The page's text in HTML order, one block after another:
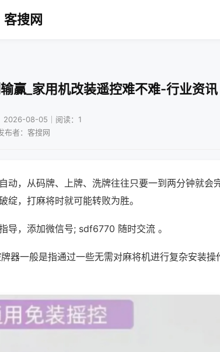
客搜网
赢_家用机改装遥控难不难-行业资讯
2026-08-05｜阅读：1
布者：客搜网
动，从码牌、上牌、洗牌往往只要一到两分钟就会
绽，打麻将时就可能转败为胜。
导，添加微信号; sdf6770 随时交流 。
器一般是指通过一些无需对麻将机进行复杂安装操